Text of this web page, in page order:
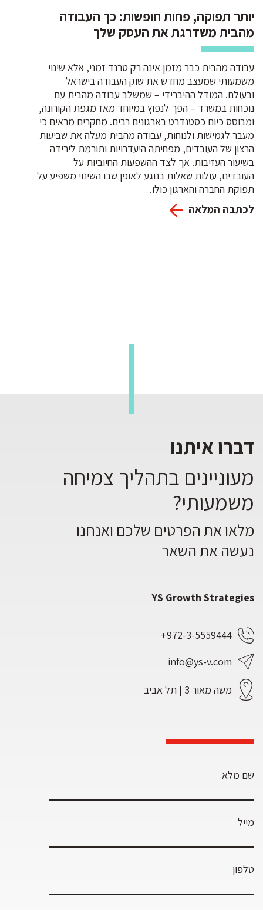
יותר תפוקה, פחות חופשות: כך העבודה
מהבית משדרגת את העסק שלך
עבודה מהבית כבר מזמן אינה רק טרנד זמני, אלא שינוי
משמעותי שמעצב מחדש את שוק העבודה בישראל
ובעולם. המודל ההיברידי – שמשלב עבודה מהבית עם
נוכחות במשרד – הפך לנפוץ במיוחד מאז מגפת הקורונה,
ומבוסס כיום כסטנדרט בארגונים רבים. מחקרים מראים כי
מעבר לגמישות ולנוחות, עבודה מהבית מעלה את שביעות
הרצון של העובדים, מפחיתה היעדרויות ותורמת לירידה
בשיעור העזיבות. אך לצד ההשפעות החיוביות על
העובדים, עולות שאלות בנוגע לאופן שבו השינוי משפיע על
תפוקת החברה והארגון כולו.
לכתבה המלאה
דברו איתנו
מעוניינים בתהליך צמיחה
משמעותי?
מלאו את הפרטים שלכם ואנחנו
נעשה את השאר
YS Growth Strategies
972-3-5559444+
info@ys-v.com
משה מאור 3 | תל אביב
שם מלא
מייל
טלפון